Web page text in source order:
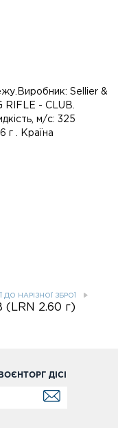
Sellier &
RIFLE - CLUB.
м/с: 325
г . Країна
ДО НАРІЗНОЇ ЗБРОЇ
(LRN 2.60 г)
ДІСІ